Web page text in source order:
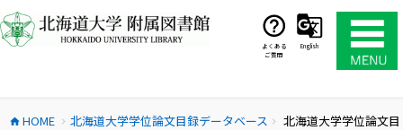
ン
テ
ス
よくある
ご質問
English
home HOME chevron_right 北海道大学学位論文目録データベース chevron_right
北海道大学学位論文目